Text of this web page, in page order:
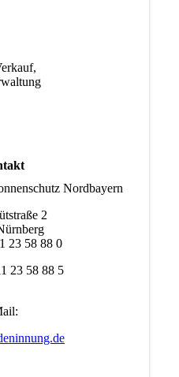
Nordbayern
2
23 58 88 0
23 58 88 5